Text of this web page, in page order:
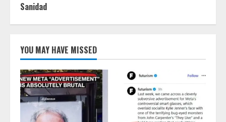
Sanidad
YOU MAY HAVE MISSED